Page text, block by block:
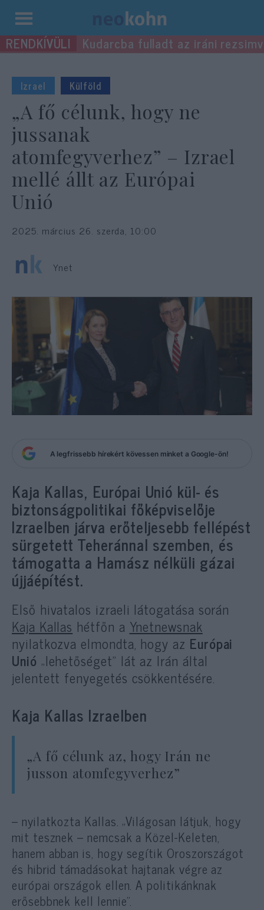
Kilépés
a Kudarcba fulladt az iráni
Izrael Külföld
„A fő célunk, hogy ne
jussanak
atomfegyverhez” – Izrael
mellé állt az Európai
Unió
2025. március 26. szerda, 10:00
Ynet
A legfrissebb hírekért kövessen minket a Google-ön!
Kaja Kallas, Európai Unió kül- és
biztonságpolitikai főképviselője
Izraelben járva erőteljesebb fellépést
sürgetett Teheránnal szemben, és
támogatta a Hamász nélküli gázai
újjáépítést.
Első hivatalos izraeli látogatása során
Kaja Kallas hétfőn a Ynetnewsnak
nyilatkozva elmondta, hogy az Európai
Unió „lehetőséget” lát az Irán által
jelentett fenyegetés csökkentésére.
Kaja Kallas Izraelben
„A fő célunk az, hogy Irán ne
jusson atomfegyverhez”
– nyilatkozta Kallas. „Világosan látjuk, hogy
mit tesznek – nemcsak a Közel-Keleten,
hanem abban is, hogy segítik Oroszországot
és hibrid támadásokat hajtanak végre az
európai országok ellen. A politikánknak
erősebbnek kell lennie”.